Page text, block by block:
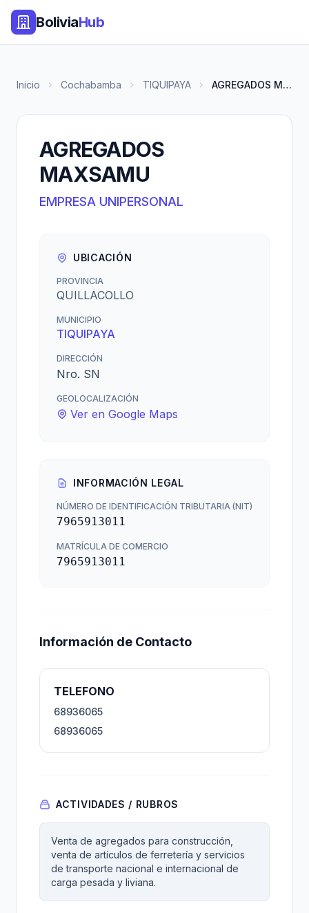
BoliviaHub
Inicio Cochabamba TIQUIPAYA AGREGADOS MAXSAMU
AGREGADOS
MAXSAMU
EMPRESA UNIPERSONAL
UBICACIÓN
PROVINCIA
QUILLACOLLO
MUNICIPIO
TIQUIPAYA
DIRECCIÓN
Nro. SN
GEOLOCALIZACIÓN
Ver en Google Maps
INFORMACIÓN LEGAL
NÚMERO DE IDENTIFICACIÓN TRIBUTARIA (NIT)
7965913011
MATRÍCULA DE COMERCIO
7965913011
Información de Contacto
TELEFONO
68936065
68936065
ACTIVIDADES / RUBROS
Venta de agregados para construcción,
venta de artículos de ferretería y servicios
de transporte nacional e internacional de
carga pesada y liviana.